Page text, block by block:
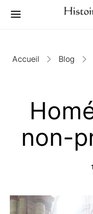
Accueil Blog
non-